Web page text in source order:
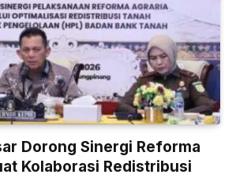
Dorong Sinergi Reforma
Kolaborasi Redistribusi